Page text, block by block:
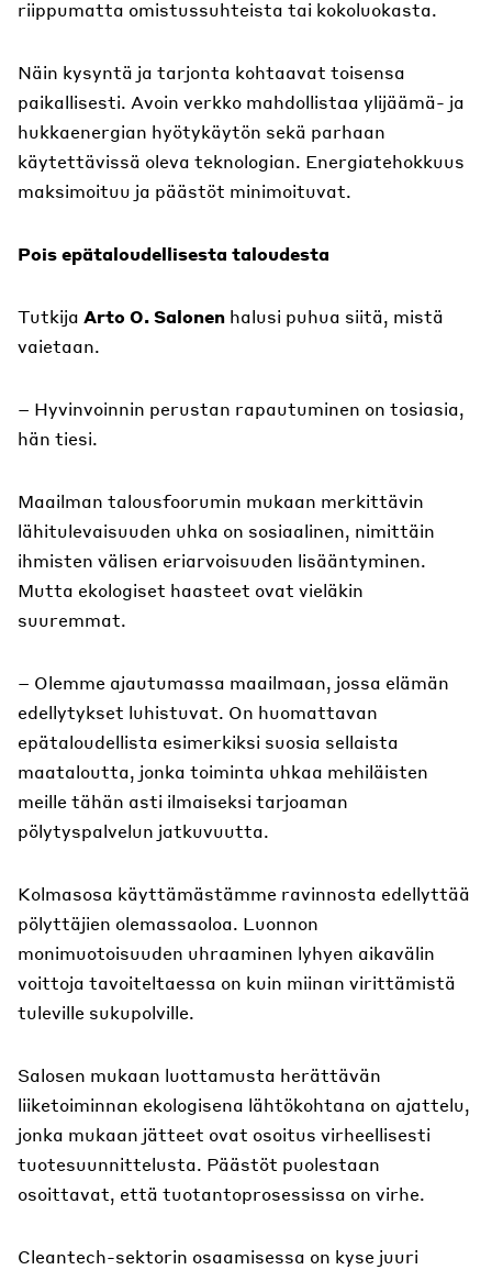
riippumatta omistussuhteista tai kokoluokasta.
Näin kysyntä ja tarjonta kohtaavat toisensa
paikallisesti. Avoin verkko mahdollistaa ylijäämä- ja
hukkaenergian hyötykäytön sekä parhaan
käytettävissä oleva teknologian. Energiatehokkuus
maksimoituu ja päästöt minimoituvat.
Pois epätaloudellisesta taloudesta
Tutkija Arto O. Salonen halusi puhua siitä, mistä
vaietaan.
– Hyvinvoinnin perustan rapautuminen on tosiasia,
hän tiesi.
Maailman talousfoorumin mukaan merkittävin
lähitulevaisuuden uhka on sosiaalinen, nimittäin
ihmisten välisen eriarvoisuuden lisääntyminen.
Mutta ekologiset haasteet ovat vieläkin
suuremmat.
– Olemme ajautumassa maailmaan, jossa elämän
edellytykset luhistuvat. On huomattavan
epätaloudellista esimerkiksi suosia sellaista
maataloutta, jonka toiminta uhkaa mehiläisten
meille tähän asti ilmaiseksi tarjoaman
pölytyspalvelun jatkuvuutta.
Kolmasosa käyttämästämme ravinnosta edellyttää
pölyttäjien olemassaoloa. Luonnon
monimuotoisuuden uhraaminen lyhyen aikavälin
voittoja tavoiteltaessa on kuin miinan virittämistä
tuleville sukupolville.
Salosen mukaan luottamusta herättävän
liiketoiminnan ekologisena lähtökohtana on ajattelu,
jonka mukaan jätteet ovat osoitus virheellisesti
tuotesuunnittelusta. Päästöt puolestaan
osoittavat, että tuotantoprosessissa on virhe.
Cleantech-sektorin osaamisessa on kyse juuri